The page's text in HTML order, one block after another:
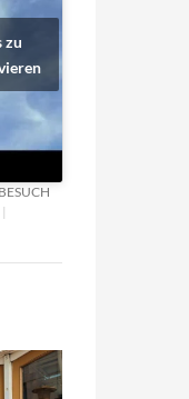
zu